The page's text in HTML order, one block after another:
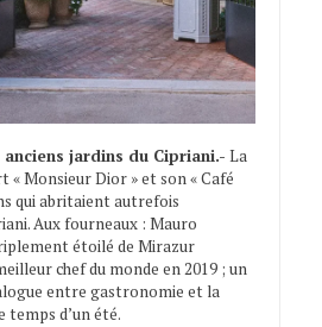
jardins du Cipriani.- La
« Monsieur Dior » et son « Café
qui abritaient autrefois
Aux fourneaux : Mauro
étoilé de Mirazur
chef du monde en 2019 ; un
entre gastronomie et la
temps d’un été.